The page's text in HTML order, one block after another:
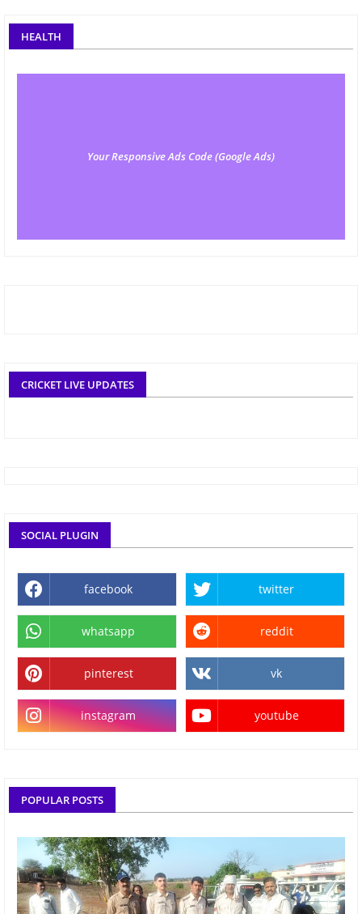
HEALTH
Your Responsive Ads Code (Google Ads)
CRICKET LIVE UPDATES
SOCIAL PLUGIN
facebook twitter
whatsapp reddit
pinterest vk
instagram youtube
POPULAR POSTS